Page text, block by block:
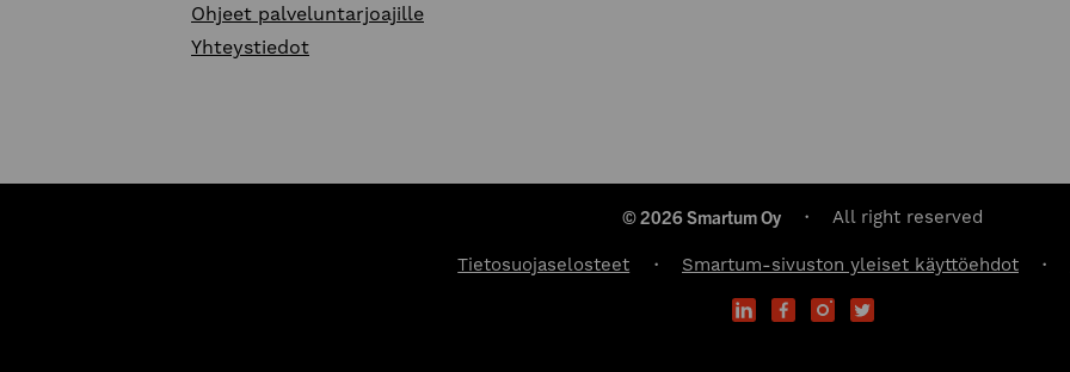
Ohjeet palveluntarjoajille
Yhteystiedot
© 2026 Smartum Oy All right reserved
Tietosuojaselosteet Smartum-sivuston yleiset käyttöehdot